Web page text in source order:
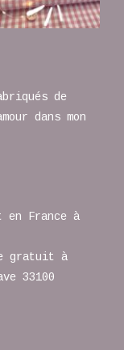
de
dans mon
France à
gratuit à
33100